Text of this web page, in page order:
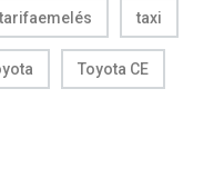
tarifaemelés taxi
Toyota CE